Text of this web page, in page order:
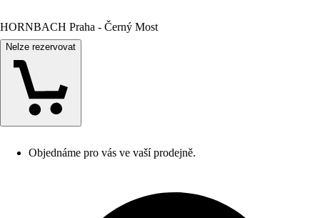
HORNBACH Praha - Černý Most
Nelze rezervovat
Objednáme pro vás ve vaší prodejně.